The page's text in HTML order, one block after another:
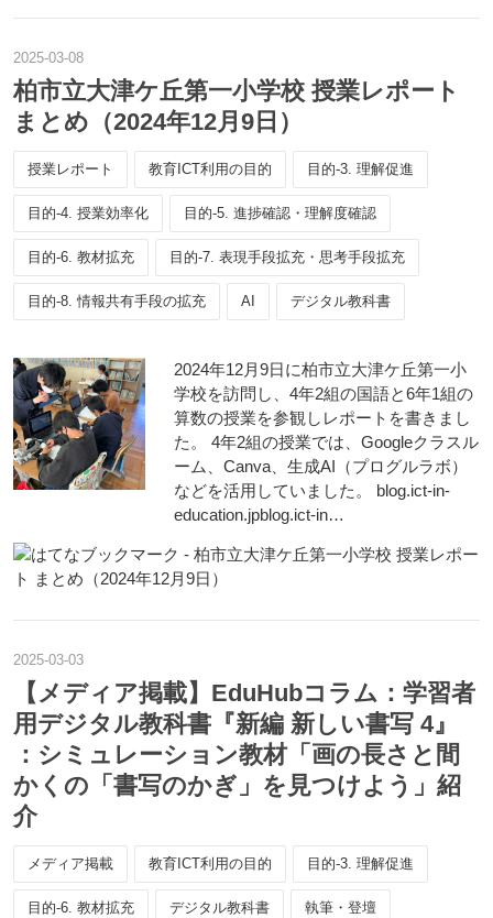
2025-03-08
柏市立大津ケ丘第一小学校 授業レポート
まとめ（2024年12月9日）
授業レポート 教育ICT利用の目的 目的-3. 理解促進
目的-4. 授業効率化 目的-5. 進捗確認・理解度確認
目的-6. 教材拡充 目的-7. 表現手段拡充・思考手段拡充
目的-8. 情報共有手段の拡充 AI デジタル教科書
2024年12月9日に柏市立大津ケ丘第一小
学校を訪問し、4年2組の国語と6年1組の
算数の授業を参観しレポートを書きまし
た。 4年2組の授業では、Googleクラスル
ーム、Canva、生成AI（プログルラボ）
などを活用していました。 blog.ict-in-
education.jpblog.ict-in…
2025-03-03
【メディア掲載】EduHubコラム：学習者
用デジタル教科書『新編 新しい書写 4』
：シミュレーション教材「画の長さと間
かくの「書写のかぎ」を見つけよう」紹
介
メディア掲載 教育ICT利用の目的 目的-3. 理解促進
目的-6. 教材拡充 デジタル教科書 執筆・登壇